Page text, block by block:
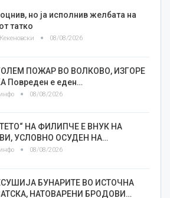
но ја исполнив желбата на
татко
08/08/2026
ПОЖАР ВО ВОЛКОВО, ИЗГОРЕ
Повреден е еден…
08/08/2026
НА ФИЛИПЧЕ Е ВНУК НА
УСЛОВНО ОСУДЕН НА…
08/08/2026
БУНАРИТЕ ВО ИСТОЧНА
НАТОВАРЕНИ БРОДОВИ…